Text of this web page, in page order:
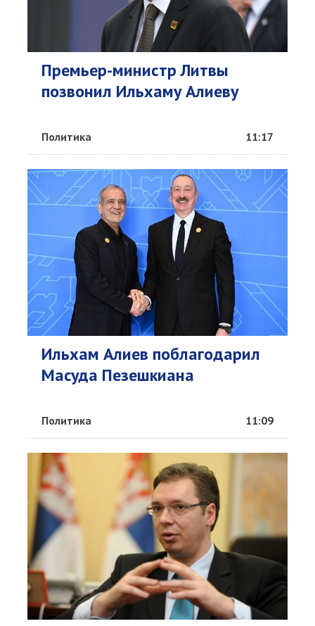
Премьер-министр Литвы
позвонил Ильхаму Алиеву
Политика 11:17
Ильхам Алиев поблагодарил
Масуда Пезешкиана
Политика 11:09